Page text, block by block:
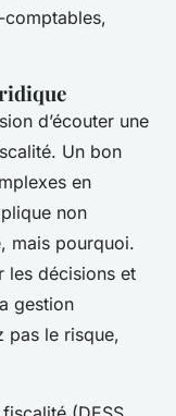
d’écouter une
Un bon
en
non
mais pourquoi.
les décisions et
gestion
pas le risque,